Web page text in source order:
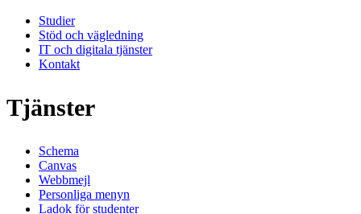
Studier
Stöd och vägledning
IT och digitala tjänster
Kontakt
Tjänster
Schema
Canvas
Webbmejl
Personliga menyn
Ladok för studenter